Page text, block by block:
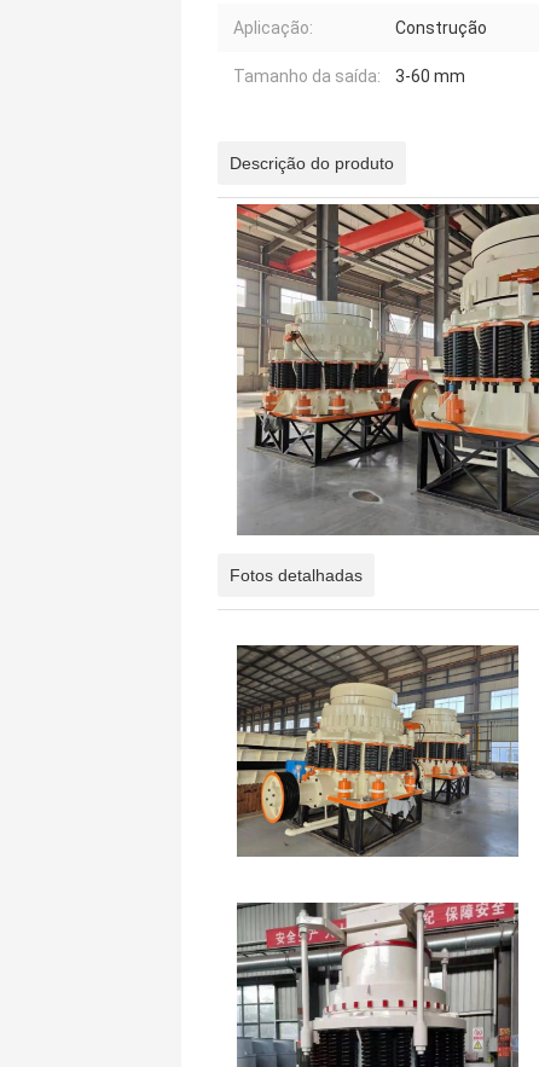
Aplicação: Construção
Tamanho da saída: 3-60 mm
Descrição do produto
Fotos detalhadas